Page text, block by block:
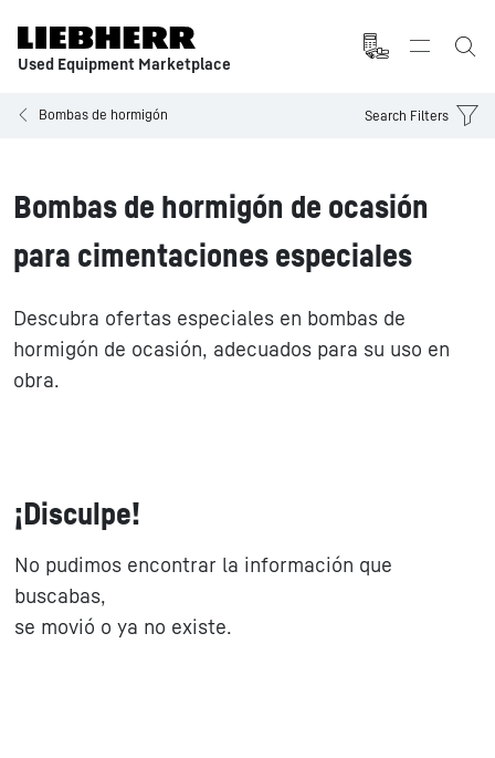
Used Equipment Marketplace
Bombas de hormigón Search Filters
Bombas de hormigón de ocasión
para cimentaciones especiales
Descubra ofertas especiales en bombas de
hormigón de ocasión, adecuados para su uso en
obra.
¡Disculpe!
No pudimos encontrar la información que
buscabas,
se movió o ya no existe.